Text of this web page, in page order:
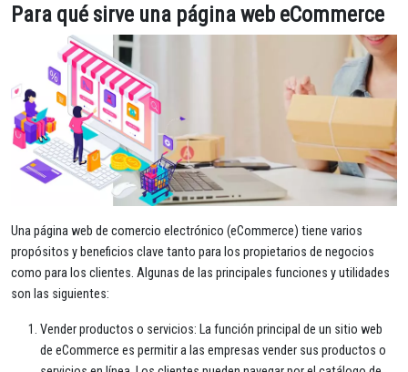
Para qué sirve una página web eCommerce
Una página web de comercio electrónico (eCommerce) tiene varios
propósitos y beneficios clave tanto para los propietarios de negocios
como para los clientes. Algunas de las principales funciones y utilidades
son las siguientes:
Vender productos o servicios: La función principal de un sitio web
de eCommerce es permitir a las empresas vender sus productos o